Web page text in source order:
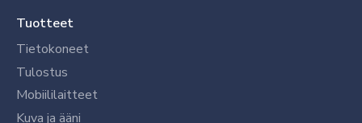
Tuotteet
Tietokoneet
Tulostus
Mobiililaitteet
Kuva ja ääni